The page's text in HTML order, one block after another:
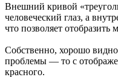
Внешний кривой
человеческий глаз, а
что позволяет отобразить
Собственно, хорошо
проблемы — то с
красного.